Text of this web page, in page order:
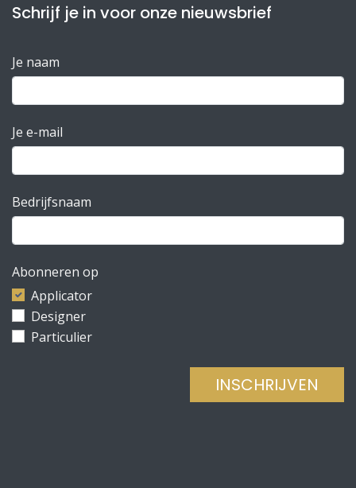
Schrijf je in voor onze nieuwsbrief
Je naam
Je e-mail
Bedrijfsnaam
Abonneren op
Applicator
Designer
Particulier
INSCHRIJVEN